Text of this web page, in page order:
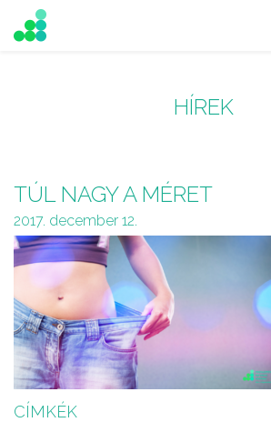
HÍREK
TÚL NAGY A MÉRET
2017. december 12.
CÍMKÉK